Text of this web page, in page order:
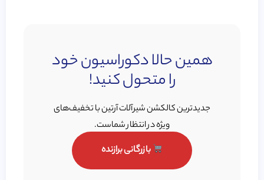
همین حالا دکوراسیون خود
را متحول کنید!
جدیدترین کالکشن شیرآلات آرتین با تخفیف‌های
ویژه در انتظار شماست.
بازرگانی برازنده